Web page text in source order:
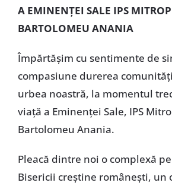
A EMINENŢEI SALE IPS
BARTOLOMEU ANANIA
Împărtăşim cu sentimente de
compasiune durerea
urbea noastră, la momentul
viaţă a Eminenţei Sale, IPS
Bartolomeu Anania.
Pleacă dintre noi o complexă
Bisericii creştine româneşti, un